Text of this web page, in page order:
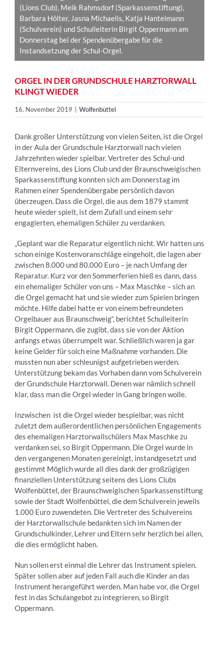
(Lions Club), Meik Rahmsdorf (Sparkassenstiftung),
Barbara Hölter, Jasna Michaelis, Katja Hantelmann
(Schulverein) und Schulleiterin Birgit Oppermann am
Donnerstag bei der Spendenübergabe für die
Instandsetzung der Schul-Orgel.
ORGEL IN DER GRUNDSCHULE HARZTORWALL
KLINGT WIEDER
16. November 2019 Wolfenbüttel
Dank großer Unterstützung von vielen Seiten, ist die Orgel
in der Aula der Grundschule Harztorwall nach vielen
Jahrzehnten wieder spielbar. Vertreter des Schul-und
Elternvereins, des Lions Club und der Braunschweigischen
Sparkassenstiftung konnten sich am Donnerstag im
Rahmen einer Spendenübergabe persönlich davon
überzeugen. Dass die Orgel, die aus dem 1879 stammt
heute wieder spielt, ist dem Zufall und einem sehr
engagierten, ehemaligen Schüler zu verdanken.
„Geplant war die Reparatur eigentlich nicht. Wir hatten uns
schon einige Kostenvoranschläge eingeholt, die lagen aber
zwischen 8.000 und 80.000 Euro – je nach Umfang der
Reparatur. Kurz vor den Sommerferien hieß es dann, dass
ein ehemaliger Schüler von uns – Max Maschke – sich an
die Orgel gemacht hat und sie wieder zum Spielen bringen
möchte. Hilfe dabei hatte er von einem befreundeten
Orgelbauer aus Braunschweig“, berichtet Schulleiterin
Birgit Oppermann, die zugibt, dass sie von der Aktion
anfangs etwas überrumpelt war. Schließlich waren ja gar
keine Gelder für solch eine Maßnahme vorhanden. Die
mussten nun aber schleunigst aufgetrieben werden.
Unterstützung bekam das Vorhaben dann vom Schulverein
der Grundschule Harztorwall. Denen war nämlich schnell
klar, dass man die Orgel wieder in Gang bringen wolle.
Inzwischen ist die Orgel wieder bespielbar, was nicht
zuletzt dem außerordentlichen persönlichen Engagements
des ehemaligen Harztorwallschülers Max Maschke zu
verdanken sei, so Birgit Oppermann. Die Orgel wurde in
den vergangenen Monaten gereinigt, instandgesetzt und
gestimmt Möglich wurde all dies dank der großzügigen
finanziellen Unterstützung seitens des Lions Clubs
Wolfenbüttel, der Braunschweigischen Sparkassenstiftung
sowie der Stadt Wolfenbüttel, die dem Schulverein jeweils
1.000 Euro zuwendeten. Die Vertreter des Schulvereins
der Harztorwallschule bedankten sich im Namen der
Grundschulkinder, Lehrer und Eltern sehr herzlich bei allen,
die dies ermöglicht haben.
Nun sollen erst einmal die Lehrer das Instrument spielen.
Später sollen aber auf jeden Fall auch die Kinder an das
Instrument herangeführt werden. Man habe vor, die Orgel
fest in das Schulangebot zu integrieren, so Birgit
Oppermann.